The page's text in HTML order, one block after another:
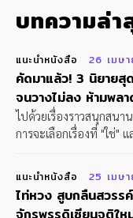
บทความล่า
แนะนำหนังสือ 26 เมษ
คัดมาแล้ว! 3 นิยายสุ
จนวางไม่ลง ห้ามพล
ไปด้วยเรื่องราวสนุกสน
การจะเลือกเรื่องที่ "ใช่" แ
แนะนำหนังสือ 25 เมษ
ไท่หวง สูบกลืนสวรร